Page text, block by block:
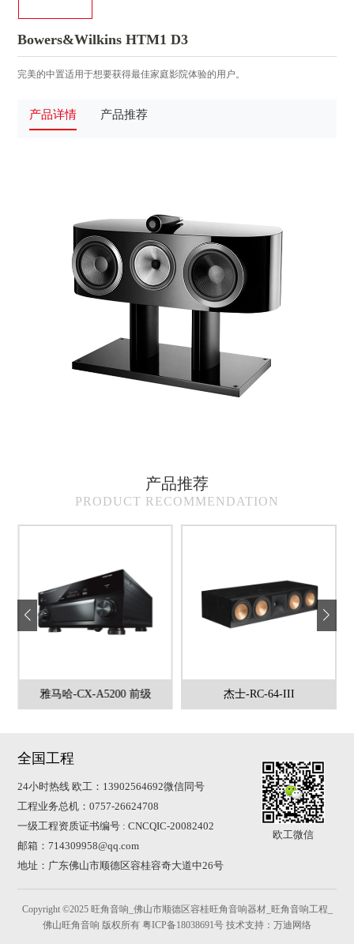
Bowers&Wilkins HTM1 D3
完美的中置适用于想要获得最佳家庭影院体验的用户。
产品详情 产品推荐
产品推荐
PRODUCT RECOMMENDATION
雅马哈-CX-A5200 前级 杰士-RC-64-III
全国工程
24小时热线 欧工：13902564692微信同号
工程业务总机：0757-26624708
一级工程资质证书编号 : CNCQIC-20082402
邮箱：714309958@qq.com
地址：广东佛山市顺德区容桂容奇大道中26号
欧工微信
Copyright ©2025 旺角音响_佛山市顺德区容桂旺角音响器材_旺角音响工程_
佛山旺角音响 版权所有 粤ICP备18038691号 技术支持：万迪网络